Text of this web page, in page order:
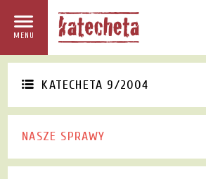
MENU
KATECHETA 9/2004
NASZE SPRAWY